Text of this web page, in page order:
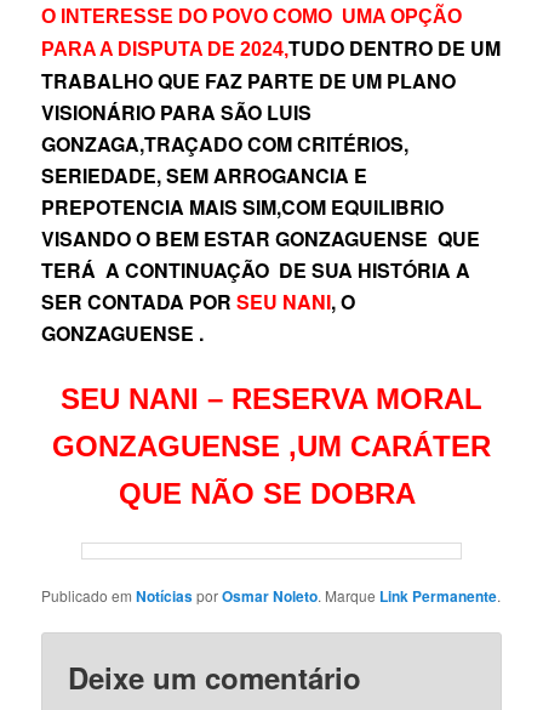
O INTERESSE DO POVO COMO UMA OPÇÃO
PARA A DISPUTA DE 2024,TUDO DENTRO DE UM
TRABALHO QUE FAZ PARTE DE UM PLANO
VISIONÁRIO PARA SÃO LUIS
GONZAGA,TRAÇADO COM CRITÉRIOS,
SERIEDADE, SEM ARROGANCIA E
PREPOTENCIA MAIS SIM,COM EQUILIBRIO
VISANDO O BEM ESTAR GONZAGUENSE QUE
TERÁ A CONTINUAÇÃO DE SUA HISTÓRIA A
SER CONTADA PORSEU NANI, O
GONZAGUENSE .
SEU NANI – RESERVA MORAL
GONZAGUENSE ,UM CARÁTER
QUE NÃO SE DOBRA
Publicado emNotíciasporOsmar Noleto. Marque Link Permanente.
Deixe um comentário